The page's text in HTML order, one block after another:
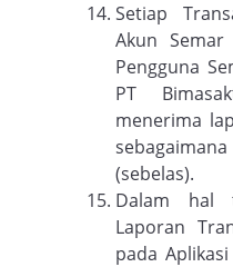
Setiap
Akun
Pengguna
PT
menerima
(sebelas).
Dalam hal
Laporan
pada